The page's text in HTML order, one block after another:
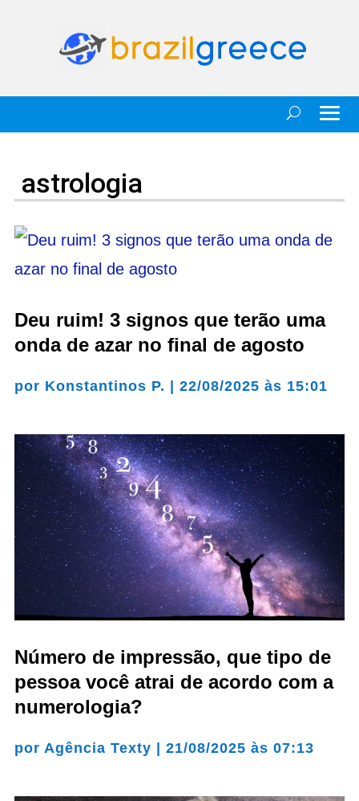
astrologia
Deu ruim! 3 signos que terão uma
onda de azar no final de agosto
por Konstantinos P. 22/08/2025 às 15:01
Número de impressão, que tipo de
pessoa você atrai de acordo com a
numerologia?
por Agência Texty | 21/08/2025 às 07:13